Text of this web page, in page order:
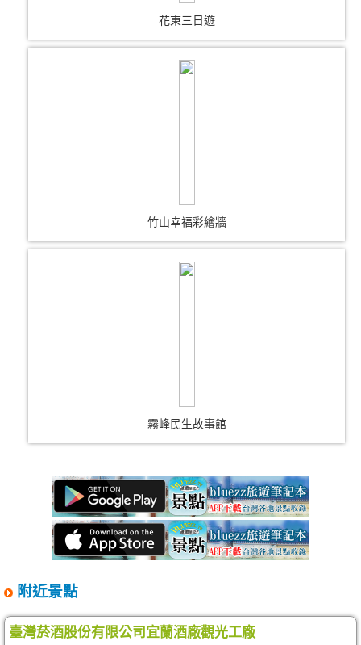
花東三日遊
竹山幸福彩繪牆
霧峰民生故事館
附近景點
臺灣菸酒股份有限公司宜蘭酒廠觀光工廠